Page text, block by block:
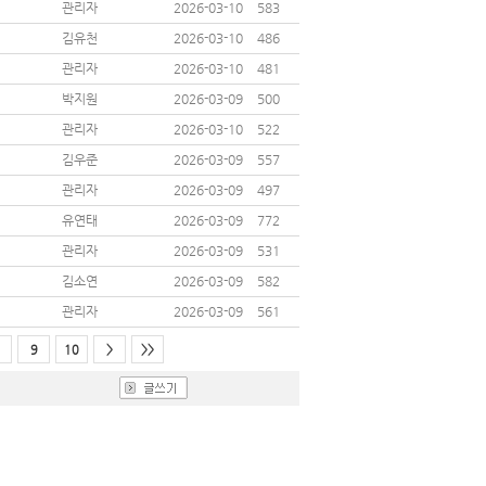
관리자 2026-03-10
583
김유천
2026-03-10
486
관리자
2026-03-10
481
박지원
2026-03-09
500
관리자
2026-03-10
522
김우준
2026-03-09
557
관리자
2026-03-09
497
유연태
2026-03-09
772
관리자
2026-03-09
531
김소연
2026-03-09
582
관리자
2026-03-09 561
9 10 > >>